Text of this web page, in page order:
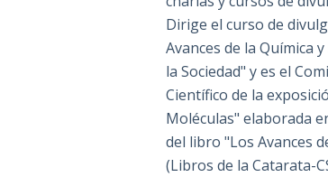
Dirige el curso de
Avances de la Química
la Sociedad" y es el
Científico de la
Moléculas" elaborada
del libro "Los Avances
(Libros de la Catarata-